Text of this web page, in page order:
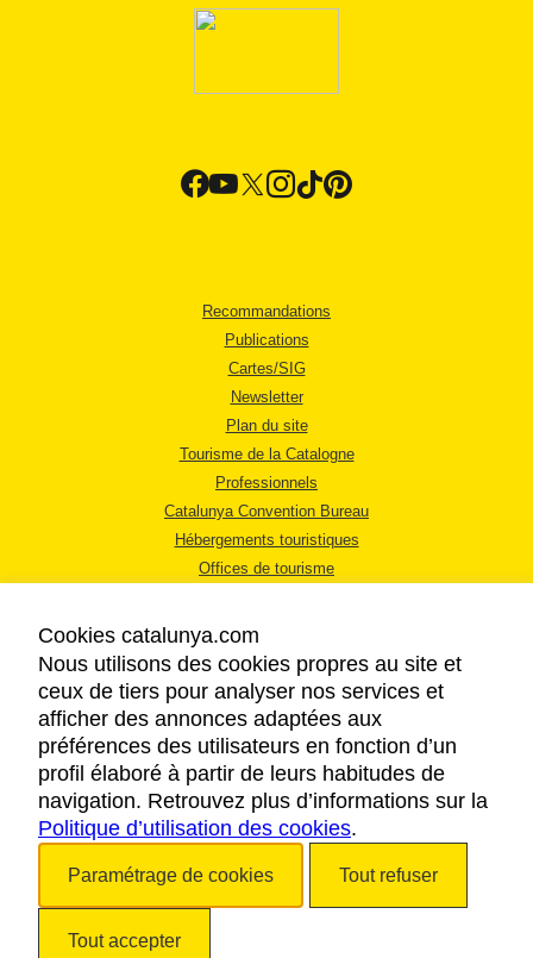
Recommandations
Publications
Cartes/SIG
Newsletter
Plan du site
Tourisme de la Catalogne
Professionnels
Catalunya Convention Bureau
Hébergements touristiques
Offices de tourisme
MENTIONS LÉGALES
RÈGLES DE CONFIDENTIALITÉ
COOKIES
ACCESSIBILITÉ
Cookies catalunya.com
Nous utilisons des cookies propres au site et
ceux de tiers pour analyser nos services et
afficher des annonces adaptées aux
préférences des utilisateurs en fonction d’un
profil élaboré à partir de leurs habitudes de
navigation. Retrouvez plus d’informations sur la
Politique d’utilisation des cookies.
Paramétrage de cookies Tout refuser
Tout accepter